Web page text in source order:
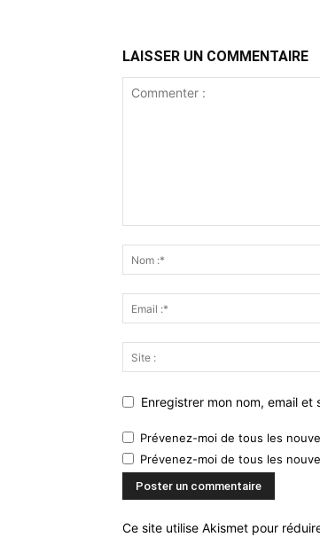
LAISSER UN COMMENTAIRE
Enregistrer mon nom, email
Prévenez-moi de tous les
Prévenez-moi de tous les
Ce site utilise Akismet pour